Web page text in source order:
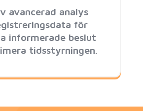
avancerad analys
för
informerade beslut
tidsstyrningen.